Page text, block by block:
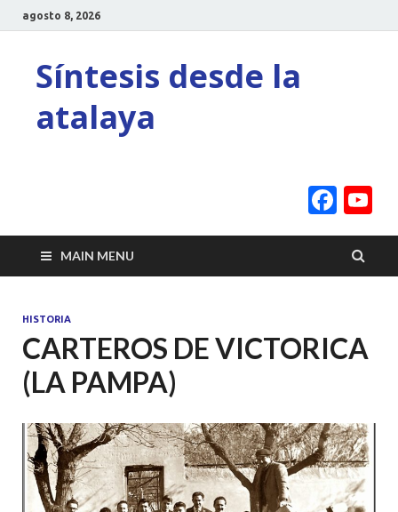
agosto 8, 2026
Síntesis desde la
atalaya
MAIN MENU
HISTORIA
CARTEROS DE VICTORICA
(LA PAMPA)